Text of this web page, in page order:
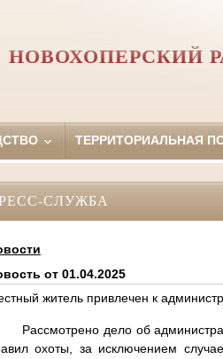
НОВОХОПЕРСКИЙ
ТЕРРИТОРИАЛЬНАЯ
СЛУЖБА
от 01.04.2025
житель привлечен к
Рассмотрено дело об
охоты, за исключением